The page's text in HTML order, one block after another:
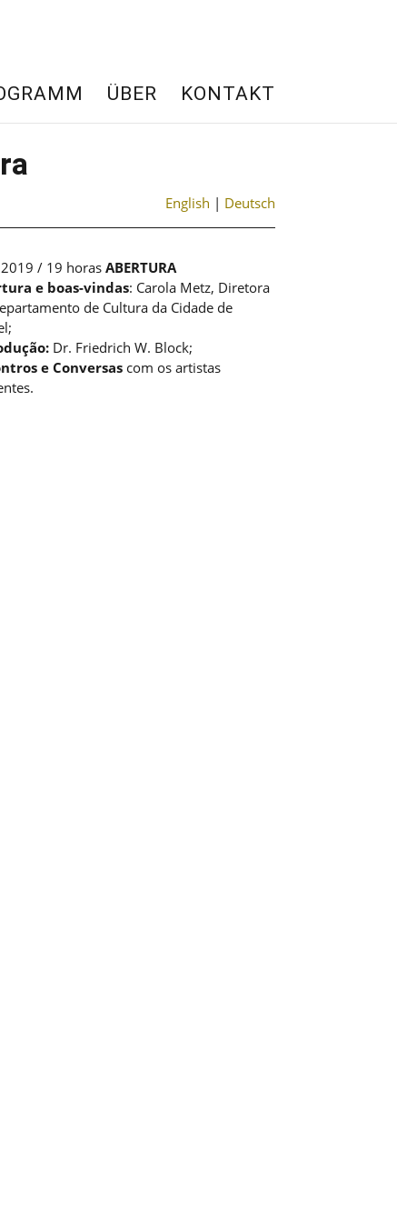
ÜBER KONTAKT
English | Deutsch
/ 19 horas ABERTURA
e boas-vindas: Carola Metz, Diretora
de Cultura da Cidade de
Dr. Friedrich W. Block;
e Conversascom os artistas